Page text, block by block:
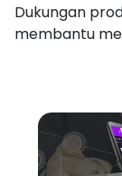
Dukungan
membantu